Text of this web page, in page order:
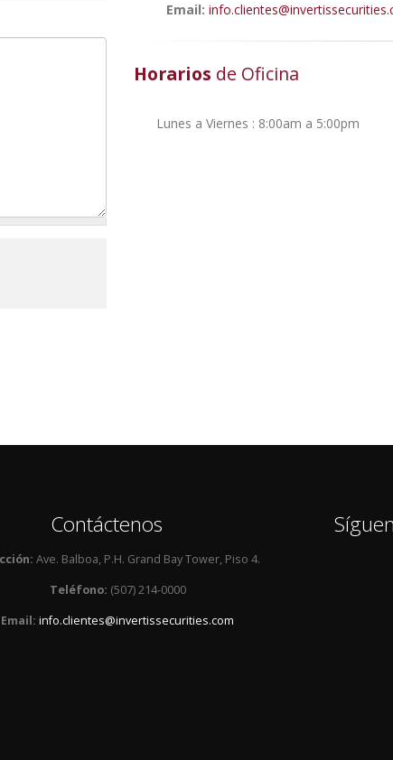
Email:
Horarios de Oficina
Lunes a Viernes : 8:00am a 5:00pm
Contáctenos
Ave. Balboa, P.H. Grand Bay Tower, Piso 4.
Teléfono: (507) 214-0000
Email: info.clientes@invertissecurities.com